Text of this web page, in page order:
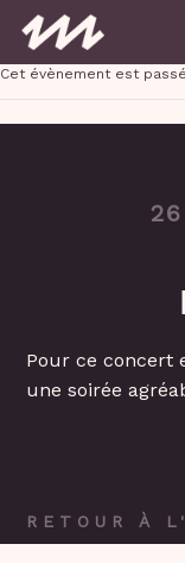
main
content
Cet évènement est
Pour ce concert
une soirée
RETOUR À